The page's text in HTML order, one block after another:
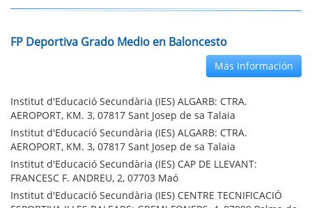
FP Deportiva Grado Medio en Baloncesto
Más Información
Institut d'Educació Secundària (IES) ALGARB: CTRA.
AEROPORT, KM. 3, 07817 Sant Josep de sa Talaia
Institut d'Educació Secundària (IES) ALGARB: CTRA.
AEROPORT, KM. 3, 07817 Sant Josep de sa Talaia
Institut d'Educació Secundària (IES) CAP DE LLEVANT:
FRANCESC F. ANDREU, 2, 07703 Maó
Institut d'Educació Secundària (IES) CENTRE TECNIFICACIÓ